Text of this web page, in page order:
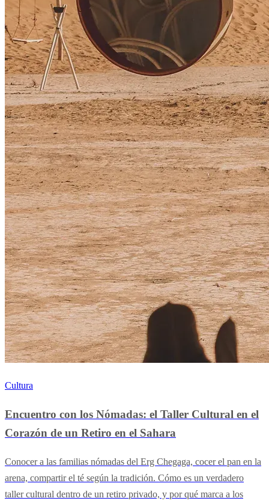
Cultura
Encuentro con los Nómadas: el Taller Cultural en el
Corazón de un Retiro en el Sahara
Conocer a las familias nómadas del Erg Chegaga, cocer el pan en la
arena, compartir el té según la tradición. Cómo es un verdadero
taller cultural dentro de un retiro privado, y por qué marca a los